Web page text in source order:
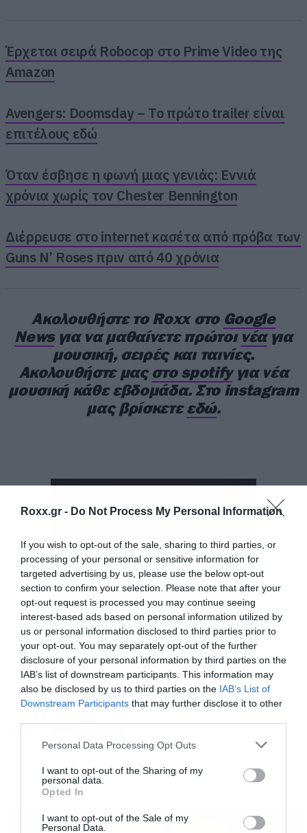
Roxx.gr - Do Not Process My Personal Information
If you wish to opt-out of the sale, sharing to third parties, or
processing of your personal or sensitive information for
targeted advertising by us, please use the below opt-out
section to confirm your selection. Please note that after your
opt-out request is processed you may continue seeing
interest-based ads based on personal information utilized by
us or personal information disclosed to third parties prior to
your opt-out. You may separately opt-out of the further
disclosure of your personal information by third parties on the
IAB’s list of downstream participants. This information may
also be disclosed by us to third parties on the IAB’s List of
Downstream Participants that may further disclose it to other
Please note that this website/app uses one or more Google
not limited to your visit or usage behaviour. You may click to
grant or deny consent to Google and its third-party tags to
use your data for below specified purposes in below Google
consent section.
Personal Data Processing Opt Outs
I want to opt-out of the Sharing of my
personal data.
Opted In
I want to opt-out of the Sale of my
Personal Data.
ξενοδοχείων. Οι σουίτες του κοστίζουν από
3.000 έως 8.000 δολάρια τη βραδιά (και ακόμα
πρόσβαση σε παραλία με μεταφορά μέσω
Rolls-Royce, εστιατόρια, αθλητικές
ξεκινήσουν στα τέλη Απριλίου και να
ολοκληρωθούν προς τα τέλη Οκτωβρίου. Όπως
και στις προηγούμενες σεζόν, η ιστορία δεν θα
εκτυλίσσεται αποκλειστικά σε ένα μόνο
ξενοδοχείο, αφού ο White φροντίζει πάντα να
συνδυάζει διαφορετικές τοποθεσίες για να
δημιουργεί ξεχωριστά σκηνικά. Έτσι, το
Château de La Messardière θα είναι μία από τις
βασικές, αλλά όχι η μοναδική, τοποθεσία των
γυρισμάτων. Η πλοκή θα απλωθεί σε όλη τη
Γαλλική Ριβιέρα, ενώ ορισμένες σκηνές θα
γυριστούν και σε ξενοδοχείο στο Παρίσι.
Το σενάριο παραμένει επτασφράγιστο, πέρα
από το γεγονός ότι η HBO έχει επιβεβαιώσει
πως η σειρά θα ακολουθήσει ξανά μια ομάδα
πελατών και εργαζομένων ξενοδοχείου στη
Έρχεται σειρά Robocop στο Prime Video της
Amazon
Avengers: Doomsday – Το πρώτο trailer είναι
επιτέλους εδώ
Όταν έσβησε η φωνή μιας γενιάς: Εννιά
χρόνια χωρίς τον Chester Bennington
Διέρρευσε στο internet κασέτα από πρόβα των
Guns N’ Roses πριν από 40 χρόνια
Ακολουθήστε το Roxx στο Google
Newsγια να μαθαίνετε πρώτοι νέαγια
μουσική, σειρές και ταινίες.
Ακολουθήστε μαςστο spotifyγια νέα
μουσική κάθε εβδομάδα. Στο instagram
μας βρίσκετεεδώ.